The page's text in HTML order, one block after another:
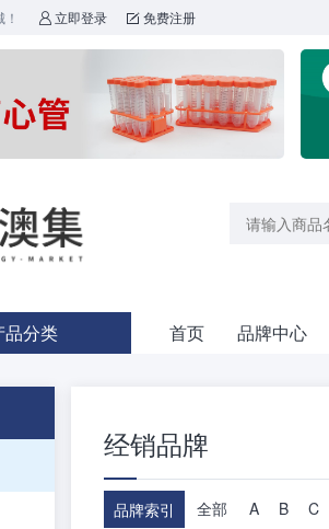
 立即登录  免费注册
首页 品牌中心
品分类
经销品牌
品牌索引 全部 A B C